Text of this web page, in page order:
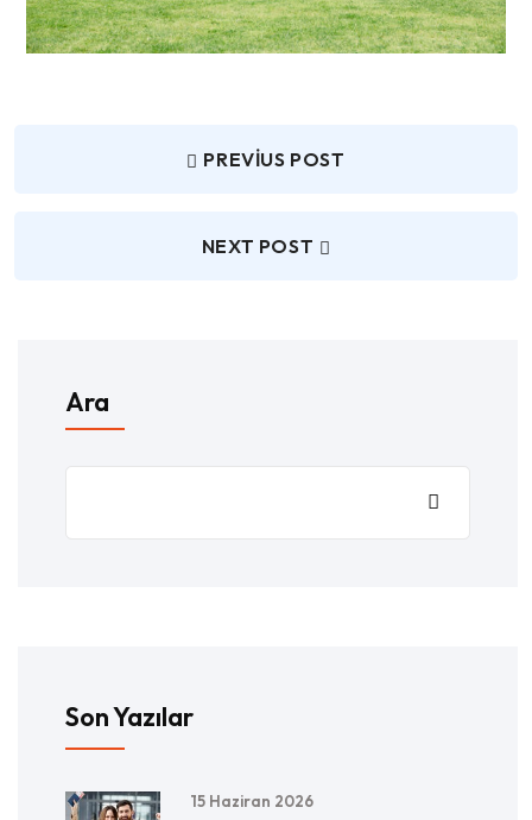
PREVIUS POST
NEXT POST
Ara
Son Yazılar
15 Haziran 2026